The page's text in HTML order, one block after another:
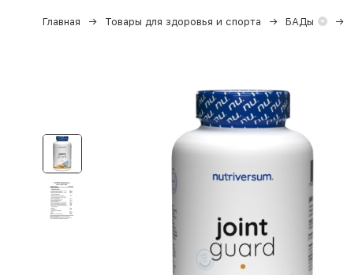
Главная Товары для здоровья и спорта БАДы